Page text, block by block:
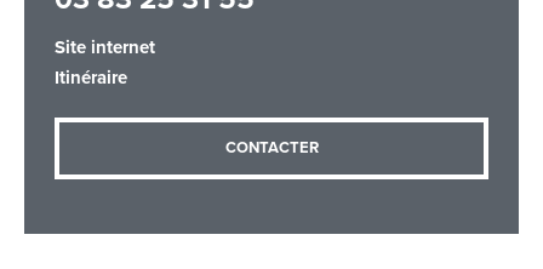
Site internet
Itinéraire
CONTACTER
Adresse email
Message*